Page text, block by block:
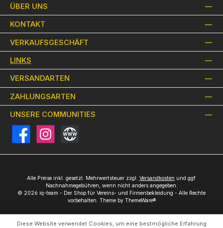
ÜBER UNS
KONTAKT
VERKAUFSGESCHÄFT
LINKS
VERSANDARTEN
ZAHLUNGSARTEN
UNSERE COMMUNITIES
FacebookInstagramWebsite
Alle Preise inkl. gesetzl. Mehrwertsteuer zzgl. Versandkosten und ggf.
Nachnahmegebühren, wenn nicht anders angegeben.
© 2026 iq-team - Der Shop für Vereins- und Firmenbekleidung - Alle Rechte
vorbehalten. Theme by ThemeWare®
Diese Website verwendet Cookies, um eine bestmögliche Erfahrung